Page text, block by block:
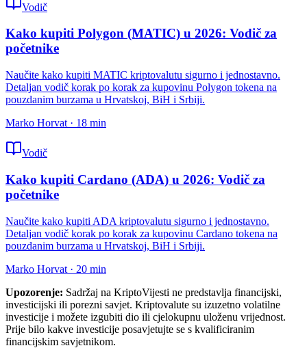
Vodič
Kako kupiti Polygon (MATIC) u 2026: Vodič za
početnike
Naučite kako kupiti MATIC kriptovalutu sigurno i jednostavno.
Detaljan vodič korak po korak za kupovinu Polygon tokena na
pouzdanim burzama u Hrvatskoj, BiH i Srbiji.
Marko Horvat · 18 min
Vodič
Kako kupiti Cardano (ADA) u 2026: Vodič za
početnike
Naučite kako kupiti ADA kriptovalutu sigurno i jednostavno.
Detaljan vodič korak po korak za kupovinu Cardano tokena na
pouzdanim burzama u Hrvatskoj, BiH i Srbiji.
Marko Horvat · 20 min
Upozorenje: Sadržaj na KriptoVijesti ne predstavlja financijski,
investicijski ili porezni savjet. Kriptovalute su izuzetno volatilne
investicije i možete izgubiti dio ili cjelokupnu uloženu vrijednost.
Prije bilo kakve investicije posavjetujte se s kvalificiranim
financijskim savjetnikom.